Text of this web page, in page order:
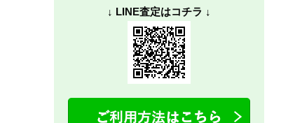
↓ LINE査定はコチラ ↓